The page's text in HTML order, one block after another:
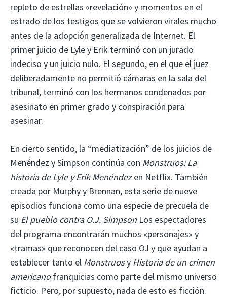
repleto de estrellas «revelación» y momentos en el
estrado de los testigos que se volvieron virales mucho
antes de la adopción generalizada de Internet. El
primer juicio de Lyle y Erik terminó con un jurado
indeciso y un juicio nulo. El segundo, en el que el juez
deliberadamente no permitió cámaras en la sala del
tribunal, terminó con los hermanos condenados por
asesinato en primer grado y conspiración para
asesinar.
En cierto sentido, la “mediatización” de los juicios de
Menéndez y Simpson continúa con Monstruos: La
historia de Lyle y Erik Menéndezen Netflix. También
creada por Murphy y Brennan, esta serie de nueve
episodios funciona como una especie de precuela de
su El pueblo contra O.J. Simpson Los espectadores
del programa encontrarán muchos «personajes» y
«tramas» que reconocen del caso OJ y que ayudan a
establecer tanto el Monstruosy Historia de un crimen
americanofranquicias como parte del mismo universo
ficticio. Pero, por supuesto, nada de esto es ficción.